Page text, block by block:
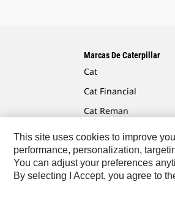
Marcas De Caterpillar
Cat
Cat Financial
Cat Reman
Cat Rentals
This site uses cookies to improve
performance, personalization,
You can adjust your preferences
By selecting I Accept, you agree to